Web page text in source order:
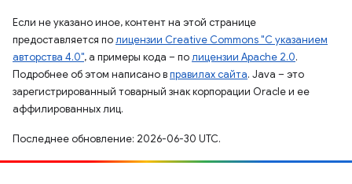
Если не указано иное, контент на этой странице
предоставляется полицензии Creative Commons "С указанием
авторства 4.0", а примеры кода – полицензии Apache 2.0.
Подробнее об этом написано вправилах сайта. Java – это
зарегистрированный товарный знак корпорации Oracle и ее
аффилированных лиц.
Последнее обновление: 2026-06-30 UTC.